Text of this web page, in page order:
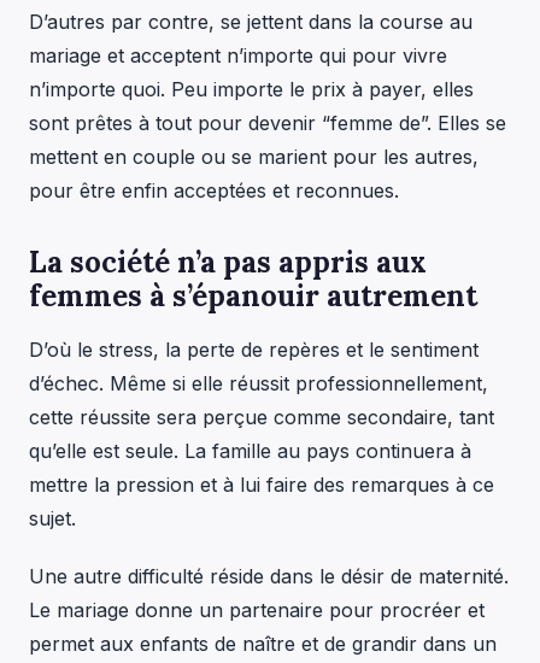
D’autres par contre, se jettent dans la course au
mariage et acceptent n’importe qui pour vivre
n’importe quoi. Peu importe le prix à payer, elles
sont prêtes à tout pour devenir “femme de”. Elles se
mettent en couple ou se marient pour les autres,
pour être enfin acceptées et reconnues.
La société n’a pas appris aux
femmes à s’épanouir autrement
D’où le stress, la perte de repères et le sentiment
d’échec. Même si elle réussit professionnellement,
cette réussite sera perçue comme secondaire, tant
qu’elle est seule. La famille au pays continuera à
mettre la pression et à lui faire des remarques à ce
sujet.
Une autre difficulté réside dans le désir de maternité.
Le mariage donne un partenaire pour procréer et
permet aux enfants de naître et de grandir dans un